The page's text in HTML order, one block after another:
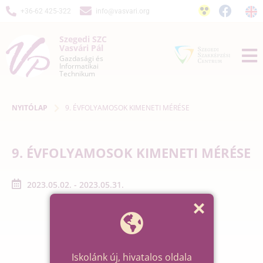
+36-62 425-322 info@vasvari.org
Szegedi SZC
Vasvári Pál
Gazdasági és
Informatikai
Technikum
NYITÓLAP 9. ÉVFOLYAMOSOK KIMENETI MÉRÉSE
9. ÉVFOLYAMOSOK KIMENETI MÉRÉSE
2023.05.02. - 2023.05.31.
Iskolánk új, hivatalos oldala